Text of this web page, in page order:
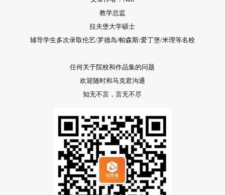
教学总监
拉夫堡大学硕士
辅导学生多次录取伦艺/罗德岛/帕森斯/爱丁堡/米理等名校
任何关于院校和作品集的问题
欢迎随时和马克君沟通
知无不言，言无不尽